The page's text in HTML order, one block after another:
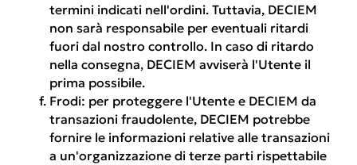
termini indicati nell'ordini. Tuttavia, DECIEM
non sarà responsabile per eventuali ritardi
fuori dal nostro controllo. In caso di ritardo
nella consegna, DECIEM avviserà l'Utente il
prima possibile.
Frodi: per proteggere l'Utente e DECIEM da
transazioni fraudolente, DECIEM potrebbe
fornire le informazioni relative alle transazioni
a un'organizzazione di terze parti rispettabile